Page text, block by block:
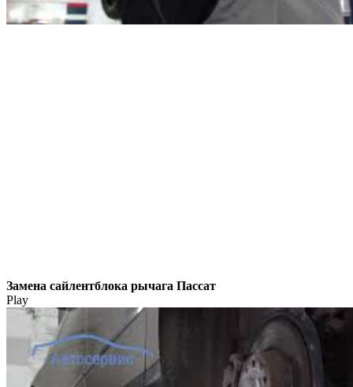
Замена сайлентблока рычага Пассат
Play